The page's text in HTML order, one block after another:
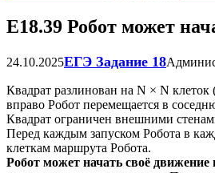
Е18.39 Робот может
24.10.2025ЕГЭ Задание 18
Квадрат разлинован на N × N
вправо Робот перемещается в
Квадрат ограничен внешними
Перед каждым запуском Робота в
клеткам маршрута Робота.
Робот может начать своё